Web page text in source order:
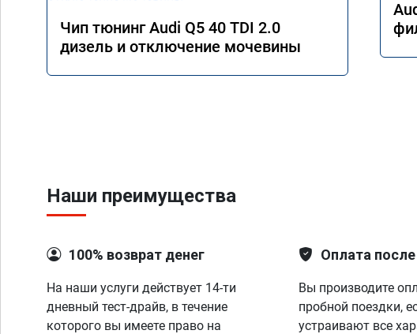
Чип тюнинг Audi Q5 40 TDI 2.0
дизель и отключение мочевины
Наши преимущества
100% возврат денег
На наши услуги действует 14-ти
дневный тест-драйв, в течение
которого вы имеете право на
Оплата
Вы производите
пробной поездки,
устраивают все